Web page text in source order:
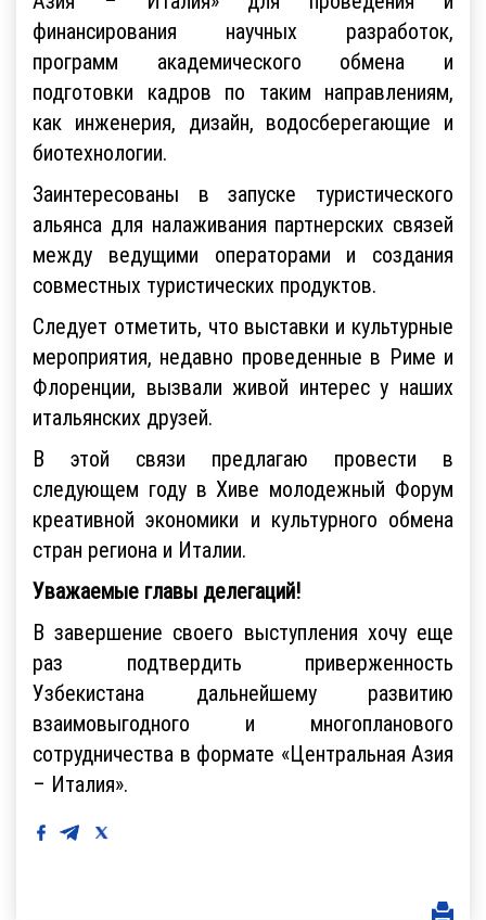
финансирования научных разработок,
программ академического обмена и
подготовки кадров по таким направлениям,
как инженерия, дизайн, водосберегающие и
биотехнологии.
Заинтересованы в запуске туристического
альянса для налаживания партнерских связей
между ведущими операторами и создания
совместных туристических продуктов.
Следует отметить, что выставки и культурные
мероприятия, недавно проведенные в Риме и
Флоренции, вызвали живой интерес у наших
итальянских друзей.
В этой связи предлагаю провести в
следующем году в Хиве молодежный Форум
креативной экономики и культурного обмена
стран региона и Италии.
Уважаемые главы делегаций!
В завершение своего выступления хочу еще
раз подтвердить приверженность
Узбекистана дальнейшему развитию
взаимовыгодного и многопланового
сотрудничества в формате «Центральная Азия
– Италия».